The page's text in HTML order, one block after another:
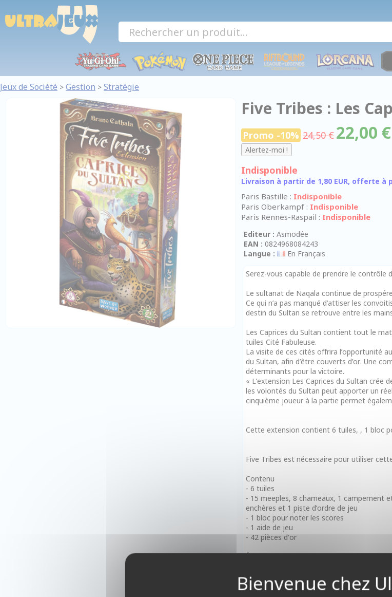
Jeux de Société > Gestion > Stratégie
Five Tribes : Les
Promo -10% 24,50 €22,00 €
Indisponible
Livraison à partir de 1,80 EUR, offerte
Paris Bastille : Indisponible
Paris Oberkampf : Indisponible
Paris Rennes-Raspail : Indisponible
Editeur : Asmodée
EAN : 0824968084243
Langue :
En Français
Serez-vous capable de prendre le contrôle
Le sultanat de Naqala continue de
Ce qui n’a pas manqué d’attiser les
destin du Sultan se retrouve entre les
Les Caprices du Sultan contient tout le
tuiles Cité Fabuleuse.
La visite de ces cités offrira l’opportunité
du Sultan, afin d’être couverts d’or. Une
déterminants pour la victoire.
« L’extension Les Caprices du Sultan
les volontés du Sultan peut apporter un
cinquième joueur à la partie permet
Cette extension contient 6 tuiles, , 1 bloc
Five Tribes est nécessaire pour utiliser
Contenu
- 6 tuiles
- 15 meeples, 8 chameaux, 1 campement
enchères et 1 piste d’ordre de jeu
- 1 bloc pour noter les scores
- 1 aide de jeu
- 42 pièces d'or
Âge: 13+
Joueurs : 2-5
Panneau de gestion des cookies